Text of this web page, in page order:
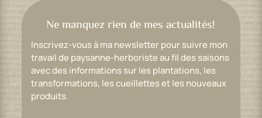
Ne manquez rien de mes actualités!
Inscrivez-vous à ma newsletter pour suivre mon
travail de paysanne-herboriste au fil des saisons
avec des informations sur les plantations, les
transformations, les cueillettes et les nouveaux
produits.